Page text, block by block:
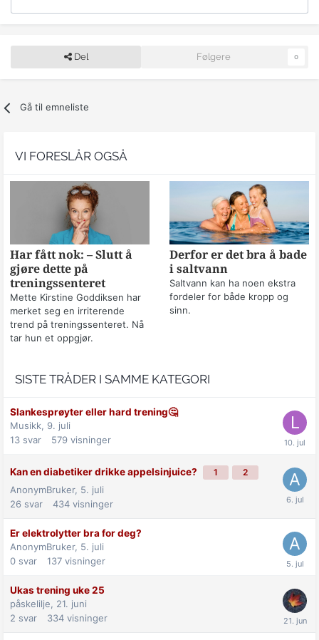
Del Følgere 0
Gå til emneliste
VI FORESLÅR OGSÅ
Har fått nok: – Slutt å
gjøre dette på
treningssenteret
Mette Kirstine Goddiksen har
merket seg en irriterende
trend på treningssenteret. Nå
tar hun et oppgjør.
Derfor er det bra å bade
i saltvann
Saltvann kan ha noen ekstra
fordeler for både kropp og
sinn.
SISTE TRÅDER I SAMME KATEGORI
Slankesprøyter eller hard trening🤔
Musikk, 9. juli
13 svar 579 visninger
Kan en diabetiker drikke appelsinjuice? 1 2
AnonymBruker, 5. juli
26 svar 434 visninger
Er elektrolytter bra for deg?
AnonymBruker, 5. juli
0 svar 137 visninger
Ukas trening uke 25
påskelilje, 21. juni
2 svar 334 visninger